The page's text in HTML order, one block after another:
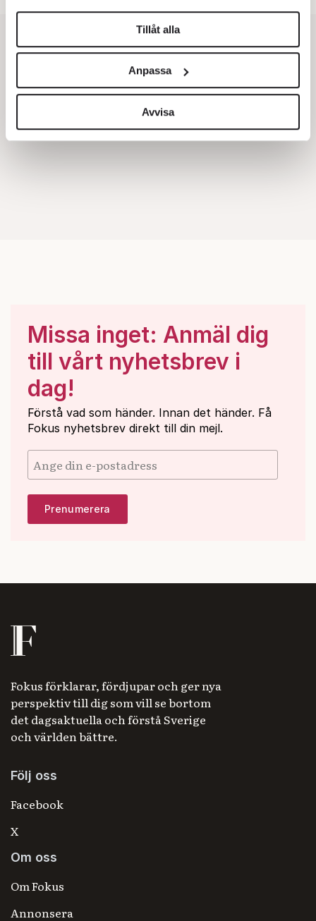
helst från cookie-förklaringen.
Vi använder enhetsidentifierare för att anpassa innehållet
för sociala medier och analysera vår trafik. Vi
vidarebefordrar även sådana identifierare och annan
information från din enhet till de sociala medier och
annons- och analysföretag som vi samarbetar med.
Dessa kan i sin tur kombinera informationen med annan
Tillåt alla
Anpassa
Avvisa
Missa inget: Anmäl dig
till vårt nyhetsbrev i
dag!
Förstå vad som händer. Innan det händer. Få
Fokus nyhetsbrev direkt till din mejl.
Fokus förklarar, fördjupar och ger nya
perspektiv till dig som vill se bortom
det dagsaktuella och förstå Sverige
och världen bättre.
Följ oss
Facebook
X
Om oss
Om Fokus
Annonsera